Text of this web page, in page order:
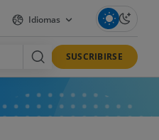
Idiomas
SUSCRIBIRSE